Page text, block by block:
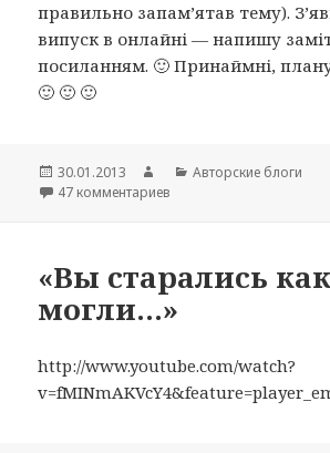
правильно запам’ятав тему).
випуск в онлайні — напишу
посиланням. 🙂 Принаймні,
🙂 🙂 🙂
Опубликовано
30.01.2013 АвторРубрики
Авторские блоги
47 комментариев
«Вы старались как
могли…»
http://www.youtube.com/watch?